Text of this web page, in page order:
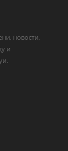
новости,
и